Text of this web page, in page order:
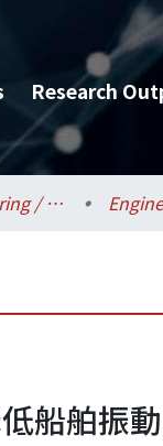
Research
College of Engineering / 工學院
船舶振